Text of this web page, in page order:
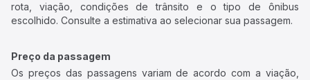
rota, viação, condições de trânsito e o tipo de ônibus
escolhido. Consulte a estimativa ao selecionar sua passagem.
Preço da passagem
Os preços das passagens variam de acordo com a viação,